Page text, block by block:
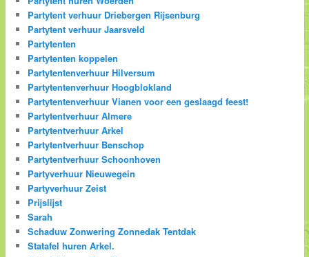
Partytent verhuur Driebergen Rijsenburg
Partytent verhuur Jaarsveld
Partytenten
Partytenten koppelen
Partytentenverhuur Hilversum
Partytentenverhuur Hoogblokland
Partytentenverhuur Vianen voor een geslaagd feest!
Partytentverhuur Almere
Partytentverhuur Arkel
Partytentverhuur Benschop
Partytentverhuur Schoonhoven
Partyverhuur Nieuwegein
Partyverhuur Zeist
Prijslijst
Sarah
Schaduw Zonwering Zonnedak Tentdak
Statafel huren Arkel.